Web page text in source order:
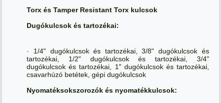
Torx és Tamper Resistant Torx kulcsok
Dugókulcsok és tartozékai:
· 1/4" dugókulcsok és tartozékai, 3/8" dugókulcsok és
tartozékai, 1/2" dugókulcsok és tartozékai, 3/4"
dugókulcsok és tartozékai, 1" dugókulcsok és tartozékai,
csavarhúzó betétek, gépi dugókulcsok
Nyomatéksokszorozók és nyomatékkulcsok: